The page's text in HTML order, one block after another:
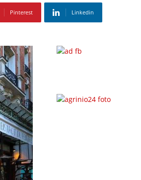
Pinterest Linkedin